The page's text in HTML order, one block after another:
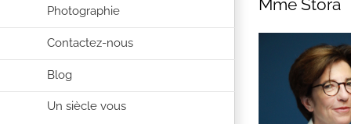
Photographie
Contactez-nous
Blog
Un siècle vous
Mme Stora